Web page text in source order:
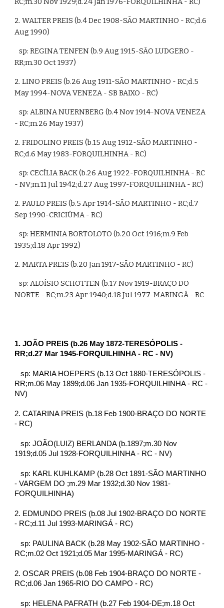
2. WALTER PREIS (b.4 Dec 1908-SÃO MARTINHO - RC;d.6
Aug 1990)
   sp: REGINA TENFEN (b.9 Aug 1915-SÃO LUDGERO -
RR;m.30 Oct 1937)
2. LINO PREIS (b.26 Aug 1911-SÃO MARTINHO - RC;d.5
May 1994-NOVA VENEZA - SB BAIXO - RC)
   sp: ALBINA NUERNBERG (b.4 Nov 1914-NOVA VENEZA
- RC;m.26 May 1937)
2. FRIDOLINO PREIS (b.15 Aug 1912-SÃO MARTINHO -
RC;d.6 May 1983-FORQUILHINHA - RC)
   sp: CECÍLIA BACK (b.26 Aug 1922-FORQUILHINHA - RC
- NV;m.11 Jul 1942;d.27 Aug 1997-FORQUILHINHA - RC)
2. PAULO PREIS (b.5 Apr 1914-SÃO MARTINHO - RC;d.7
Sep 1990-CRICIÚMA - RC)
   sp: HERMINIA BORTOLOTO (b.20 Oct 1916;m.9 Feb
1935;d.18 Apr 1992)
2. MARTA PREIS (b.20 Jan 1917-SÃO MARTINHO - RC)
   sp: ALOÍSIO SCHOTTEN (b.17 Nov 1919-BRAÇO DO
NORTE - RC;m.23 Apr 1940;d.18 Jul 1977-MARINGÁ - RC
1. JOÃO PREIS (b.26 May 1872-TERESÓPOLIS -
RR;d.27 Mar 1945-FORQUILHINHA - RC - NV)
   sp: MARIA HOEPERS (b.13 Oct 1880-TERESÓPOLIS -
RR;m.06 May 1899;d.06 Jan 1935-FORQUILHINHA - RC -
NV)
2. CATARINA PREIS (b.18 Feb 1900-BRAÇO DO NORTE
- RC)
   sp: JOÃO(LUIZ) BERLANDA (b.1897;m.30 Nov
1919;d.05 Jul 1928-FORQUILHINHA - RC - NV)
   sp: KARL KUHLKAMP (b.28 Oct 1891-SÃO MARTINHO
- VARGEM DO ;m.29 Mar 1932;d.30 Nov 1981-
FORQUILHINHA)
2. EDMUNDO PREIS (b.08 Jul 1902-BRAÇO DO NORTE
- RC;d.11 Jul 1993-MARINGÁ - RC)
   sp: PAULINA BACK (b.28 May 1902-SÃO MARTINHO -
RC;m.02 Oct 1921;d.05 Mar 1995-MARINGÁ - RC)
2. OSCAR PREIS (b.08 Feb 1904-BRAÇO DO NORTE -
RC;d.06 Jan 1965-RIO DO CAMPO - RC)
   sp: HELENA PAFRATH (b.27 Feb 1904-DE;m.18 Oct